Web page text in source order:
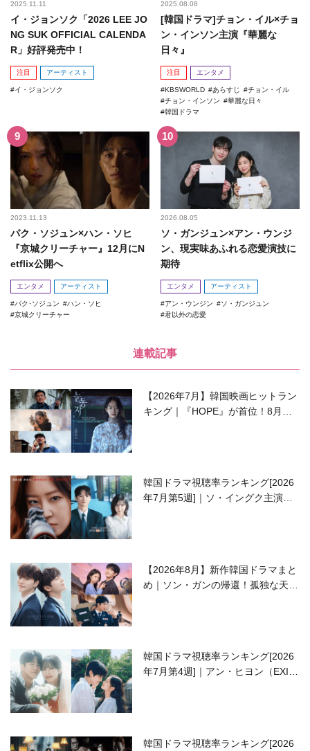
2025.11.11
イ・ジョンソク「2026 LEE JO
NG SUK OFFICIAL CALENDA
R」好評発売中！
注目 アーティスト
イ・ジョンソク
2025.08.08
[韓国ドラマ]チョン・イル×チョ
ン・インソン主演『華麗な
日々』
注目 エンタメ
KBSWORLD あらすじ
チョン・イル
チョン・インソン
華麗な日々
韓国ドラマ
2023.11.13
パク・ソジュン×ハン・ソヒ
『京城クリーチャー』12月にN
etflix公開へ
エンタメ アーティスト
パク･ソジュン
ハン・ソヒ
京城クリーチャー
2026.08.05
ソ・ガンジュン×アン・ウンジ
ン、現実味あふれる恋愛演技に
期待
エンタメ アーティスト
アン・ウンジン
ソ・ガンジュン
君以外の恋愛
連載記事
【2026年7月】韓国映画ヒットラン
キング｜『HOPE』が首位！8月公
韓国ドラマ視聴率ランキング[2026
年7月第5週]｜ソ・イングク主演の
【2026年8月】新作韓国ドラマまと
め｜ソン・ガンの帰還！孤独な天才
韓国ドラマ視聴率ランキング[2026
年7月第4週]｜アン・ヒヨン（EXID
韓国ドラマ視聴率ランキング[2026